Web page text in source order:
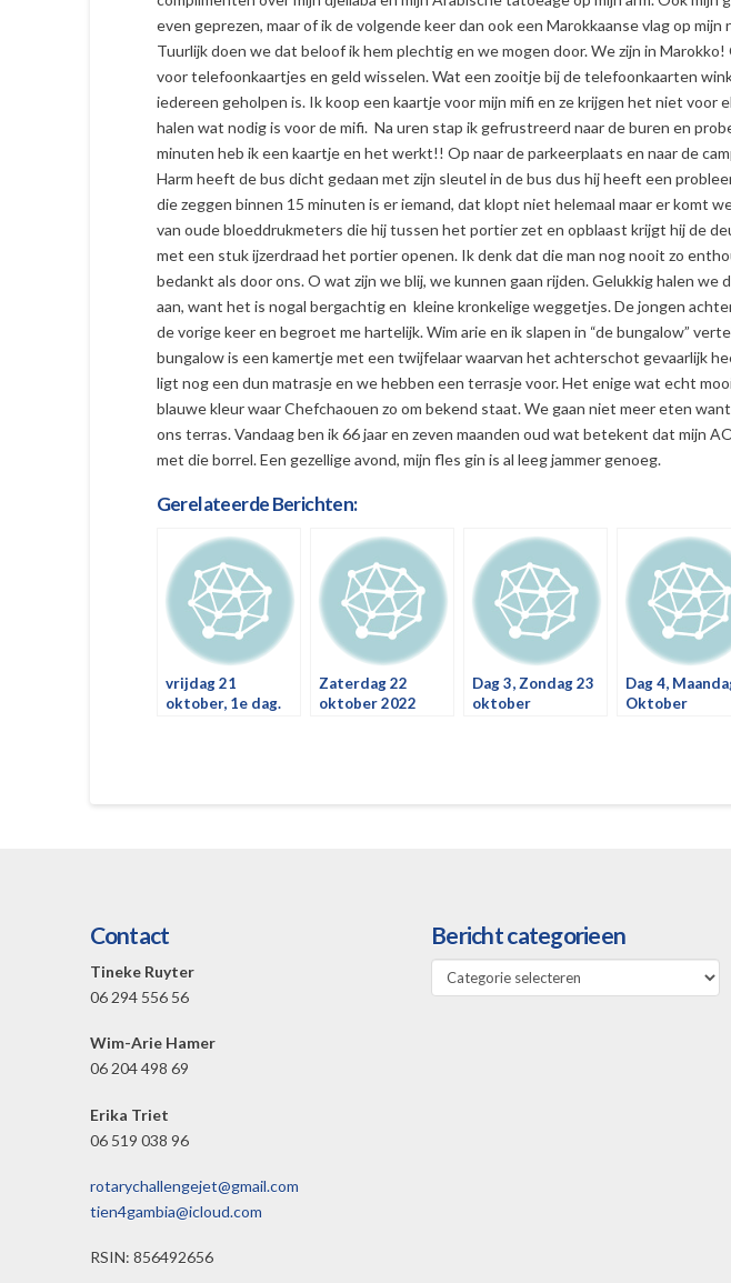
even geprezen, maar of ik de volgende keer dan ook een Marokkaanse vlag op mijn
Tuurlijk doen we dat beloof ik hem plechtig en we mogen door. We zijn in
voor telefoonkaartjes en geld wisselen. Wat een zooitje bij de telefoonkaarten
iedereen geholpen is. Ik koop een kaartje voor mijn mifi en ze krijgen het niet voor
halen wat nodig is voor de mifi. Na uren stap ik gefrustreerd naar de buren en
minuten heb ik een kaartje en het werkt!! Op naar de parkeerplaats en naar de
Harm heeft de bus dicht gedaan met zijn sleutel in de bus dus hij heeft een
die zeggen binnen 15 minuten is er iemand, dat klopt niet helemaal maar er komt
van oude bloeddrukmeters die hij tussen het portier zet en opblaast krijgt hij de
met een stuk ijzerdraad het portier openen. Ik denk dat die man nog nooit zo
bedankt als door ons. O wat zijn we blij, we kunnen gaan rijden. Gelukkig halen we
aan, want het is nogal bergachtig en kleine kronkelige weggetjes. De jongen
de vorige keer en begroet me hartelijk. Wim arie en ik slapen in “de bungalow”
bungalow is een kamertje met een twijfelaar waarvan het achterschot gevaarlijk
ligt nog een dun matrasje en we hebben een terrasje voor. Het enige wat echt
blauwe kleur waar Chefchaouen zo om bekend staat. We gaan niet meer eten
ons terras. Vandaag ben ik 66 jaar en zeven maanden oud wat betekent dat mijn
met die borrel. Een gezellige avond, mijn fles gin is al leeg jammer genoeg.
Gerelateerde Berichten:
vrijdag 21
oktober, 1e dag.
Zaterdag 22
oktober 2022
Dag 3, Zondag 23
oktober
Dag 4,
Oktober
Contact
Tineke Ruyter
06 294 556 56
Wim-Arie Hamer
06 204 498 69
Erika Triet
06 519 038 96
rotarychallengejet@gmail.com
tien4gambia@icloud.com
RSIN: 856492656
Bericht categorieen
Bericht
categorieen